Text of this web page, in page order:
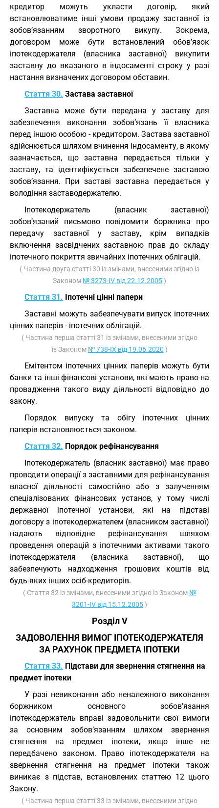
кредитор можуть укласти договір, який
встановлюватиме інші умови продажу заставної із
зобов’язанням зворотного викупу. Зокрема,
договором може бути встановлений обов’язок
іпотекодержателя (власника заставної) викупити
заставну до вказаного в індосаменті строку у разі
настання визначених договором обставин.
Стаття 30. Застава заставної
Заставна може бути передана у заставу для
забезпечення виконання зобов’язань її власника
перед іншою особою - кредитором. Застава заставної
здійснюється шляхом вчинення індосаменту, в якому
зазначається, що заставна передається тільки у
заставу, та ідентифікується забезпечене заставою
зобов’язання. При заставі заставна передається у
володіння заставодержателю.
Іпотекодержатель (власник заставної)
зобов’язаний письмово повідомити боржника про
передачу заставної у заставу, крім випадків
включення засвідчених заставною прав до складу
іпотечного покриття звичайних іпотечних облігацій.
( Частина друга статті 30 із змінами, внесеними згідно із
Законом № 3273-IV від 22.12.2005)
Стаття 31. Іпотечні цінні папери
Заставні можуть забезпечувати випуск іпотечних
цінних паперів - іпотечних облігацій.
( Частина перша статті 31 із змінами, внесеними згідно
із Законом № 738-IX від 19.06.2020 )
Емітентом іпотечних цінних паперів можуть бути
банки та інші фінансові установи, які мають право на
провадження такого виду діяльності відповідно до
закону.
Порядок випуску та обігу іпотечних цінних
паперів встановлюється законом.
Стаття 32. Порядок рефінансування
Іпотекодержатель (власник заставної) має право
проводити операції з заставними для рефінансування
власної діяльності самостійно або з залученням
спеціалізованих фінансових установ, у тому числі
державної іпотечної установи, які на підставі
договору з іпотекодержателем (власником заставної)
надають відповідне рефінансування шляхом
проведення операцій з іпотечними активами такого
іпотекодержателя (власника заставної), що
забезпечують надходження грошових коштів від
будь-яких інших осіб-кредиторів.
( Стаття 32 із змінами, внесеними згідно із Законом №
3201-IV від 15.12.2005)
Розділ V
ЗАДОВОЛЕННЯ ВИМОГ ІПОТЕКОДЕРЖАТЕЛЯ
ЗА РАХУНОК ПРЕДМЕТА ІПОТЕКИ
Стаття 33. Підстави для звернення стягнення на
предмет іпотеки
У разі невиконання або неналежного виконання
боржником основного зобов’язання
іпотекодержатель вправі задовольнити свої вимоги
за основним зобов’язанням шляхом звернення
стягнення на предмет іпотеки, якщо інше не
передбачено законом. Право іпотекодержателя на
звернення стягнення на предмет іпотеки також
виникає з підстав, встановлених статтею 12 цього
Закону.
( Частина перша статті 33 із змінами, внесеними згідно